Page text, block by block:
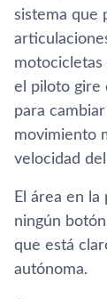
sistema que
motocicletas
el piloto gire
para
movimiento
velocidad
El área en
ningún
que está
autónoma.